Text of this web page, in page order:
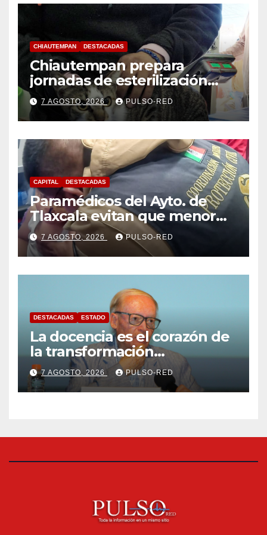
CHIAUTEMPAN DESTACADAS
Chiautempan prepara
jornadas de esterilización
para perros y gatos
7 AGOSTO, 2026 PULSO-RED
CAPITAL DESTACADAS
Paramédicos del Ayto. de
Tlaxcala evitan que menor
sufra complicaciones por
hipotermia tras caer en una
cisterna
7 AGOSTO, 2026 PULSO-RED
DESTACADAS ESTADO
La docencia es el corazón de
la transformación
universitaria: Rector de la
UATx
7 AGOSTO, 2026 PULSO-RED